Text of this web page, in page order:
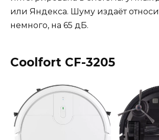
или Яндекса. Шуму издаёт
немного, на 65 дБ.
Coolfort CF-3205